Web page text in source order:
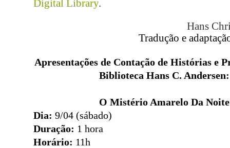
Digital Library.
Hans
Tradução e
Apresentações de Contação de Histórias e
Biblioteca Hans C. Andersen:
O Mistério Amarelo Da Noite
Dia: 9/04 (sábado)
Duração: 1 hora
Horário: 11h